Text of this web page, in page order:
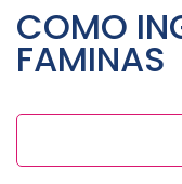
COMO
FAMINAS